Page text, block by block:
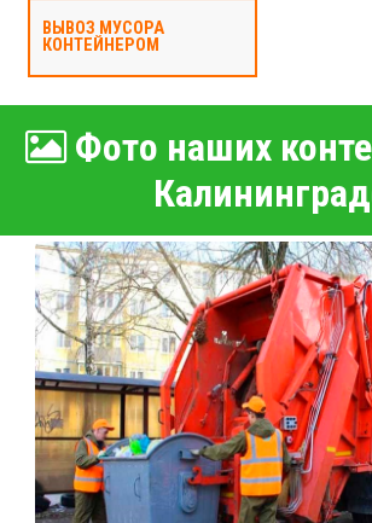
ВЫВОЗ МУСОРА
КОНТЕЙНЕРОМ
Фото наших